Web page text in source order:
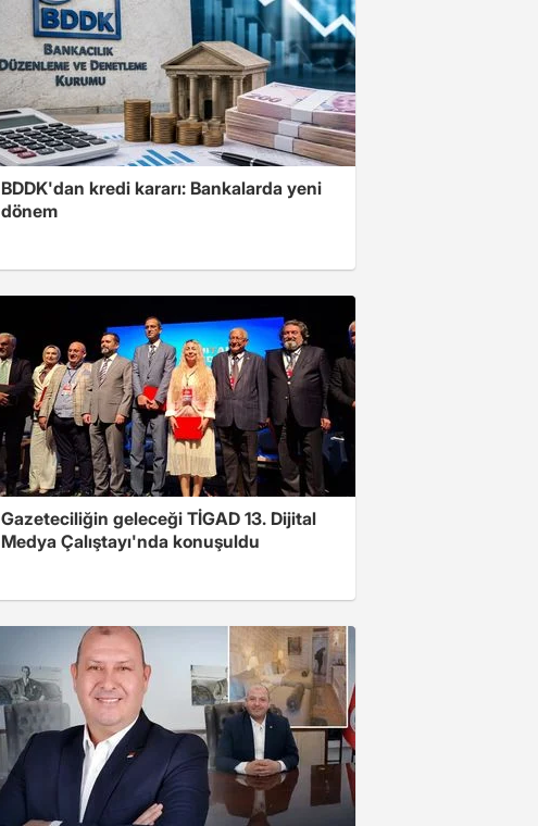
BDDK'dan kredi kararı: Bankalarda yeni
dönem
Gazeteciliğin geleceği TİGAD 13. Dijital
Medya Çalıştayı'nda konuşuldu